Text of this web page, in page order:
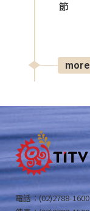
節
more
電話：(02)2788-1600